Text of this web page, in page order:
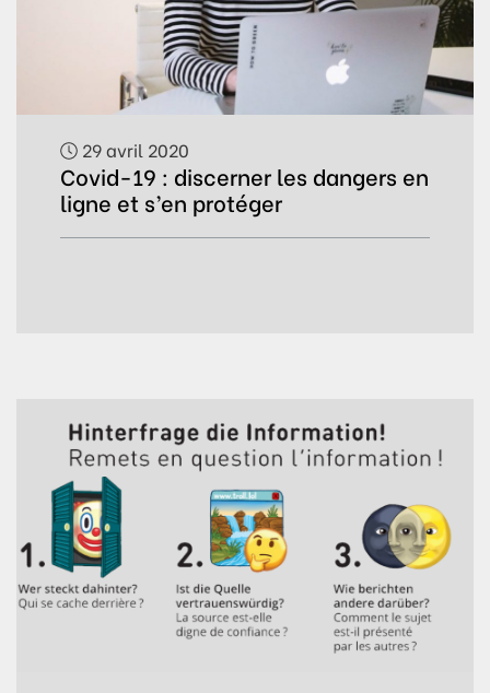
29 avril 2020
Covid-19 : discerner les dangers en
ligne et s’en protéger